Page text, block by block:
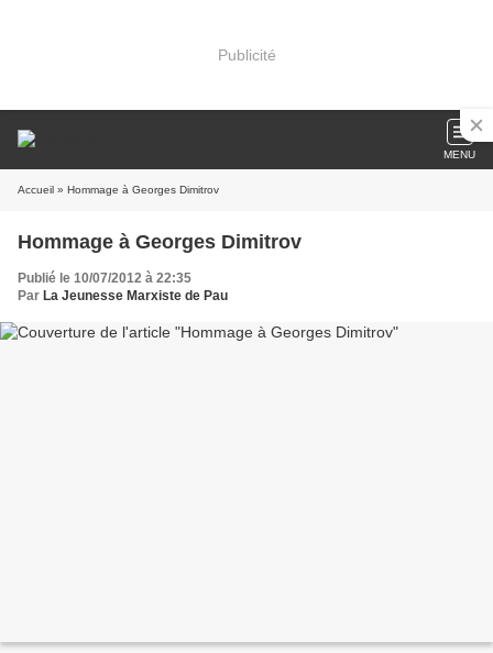
Publicité
MENU
Accueil » Hommage à Georges Dimitrov
Hommage à Georges Dimitrov
Publié le 10/07/2012 à 22:35
Par La Jeunesse Marxiste de Pau